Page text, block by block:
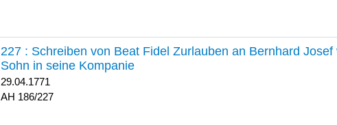
227 : Schreiben von Beat Fidel Zurlauben an Bernhard
Sohn in seine Kompanie
29.04.1771
186/227